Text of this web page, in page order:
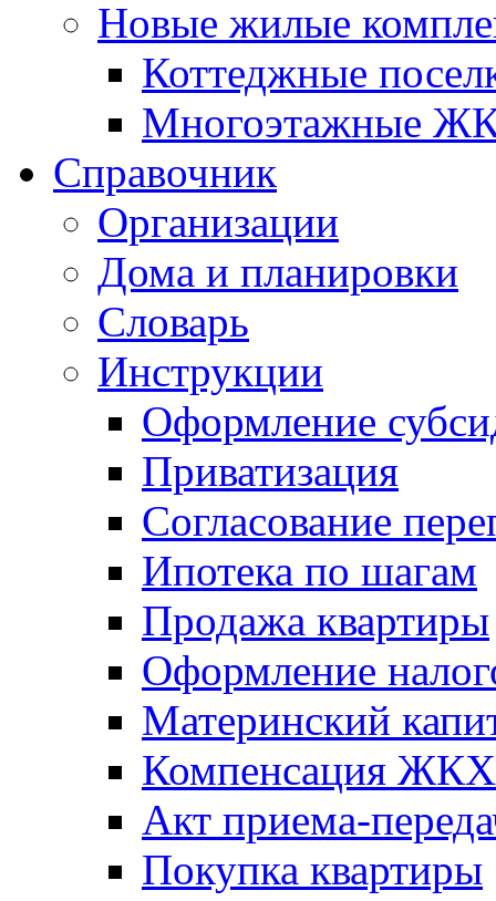
Новые жилые
Коттеджные
Многоэтажные
Справочник
Организации
Дома и планировки
Словарь
Инструкции
Оформление
Приватизация
Согласование
Ипотека по шагам
Продажа квартиры
Оформление
Материнский
Компенсация ЖКХ
Акт приема-
Покупка квартиры